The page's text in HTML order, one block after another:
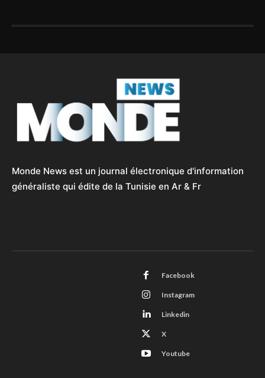
Monde News est un journal électronique d'information
généraliste qui édite de la Tunisie en Ar & Fr
Facebook
Instagram
Linkedin
X
Youtube